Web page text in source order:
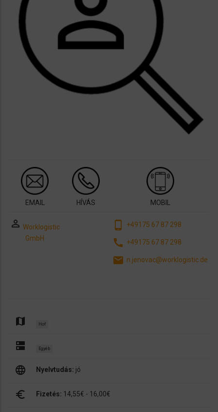
EMAIL HÍVÁS MOBIL
perm_identity Worklogistic
GmbH
phone_android +49175 67 87 298
call +49175 67 87 298
email n.jenovac@worklogistic.de
map Hof
dns Egyéb
language Nyelvtudás: jó
euro_symbol Fizetés: 14,55€ - 16,00€